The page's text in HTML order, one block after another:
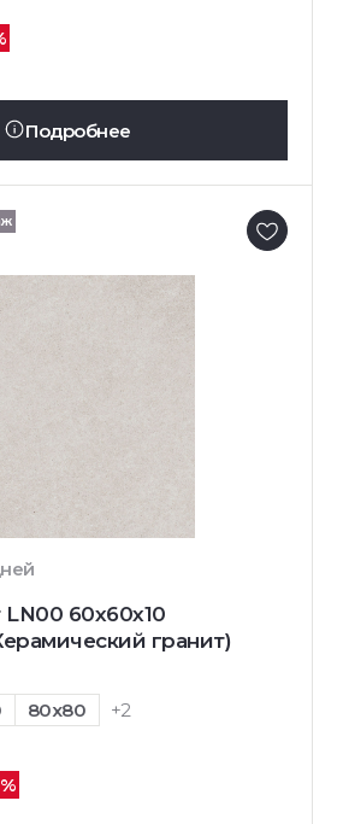
Подробнее
60x60x10
гранит)
80x80 +2